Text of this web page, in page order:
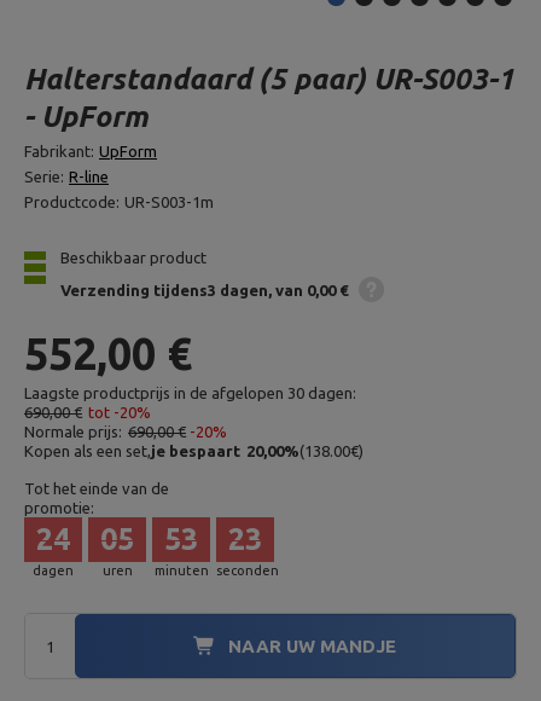
Halterstandaard (5 paar) UR-S003-1
- UpForm
Fabrikant: UpForm
Serie: R-line
Productcode: UR-S003-1m
Beschikbaar product
Verzending tijdens3 dagen van 0,00 €
552,00 €
Laagste productprijs in de afgelopen 30 dagen:
690,00 € tot -20%
Normale prijs: 690,00 € -20%
Kopen als een set,je bespaart 20,00%(138.00€)
Tot het einde van de
promotie:
dagen
24
uren
05
minuten
53
seconden
22
NAAR UW MANDJE